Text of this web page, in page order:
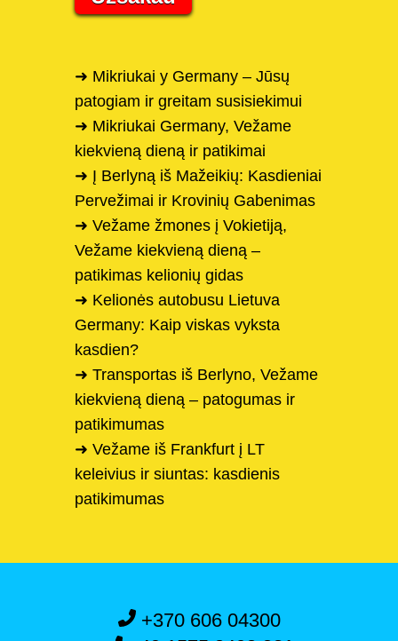
➜ Mikriukai y Germany – Jūsų
patogiam ir greitam susisiekimui
➜ Mikriukai Germany, Vežame
kiekvieną dieną ir patikimai
➜ Į Berlyną iš Mažeikių: Kasdieniai
Pervežimai ir Krovinių Gabenimas
➜ Vežame žmones į Vokietiją,
Vežame kiekvieną dieną –
patikimas kelionių gidas
➜ Kelionės autobusu Lietuva
Germany: Kaip viskas vyksta
kasdien?
➜ Transportas iš Berlyno, Vežame
kiekvieną dieną – patogumas ir
patikimumas
➜ Vežame iš Frankfurt į LT
keleivius ir siuntas: kasdienis
patikimumas
+370 606 04300